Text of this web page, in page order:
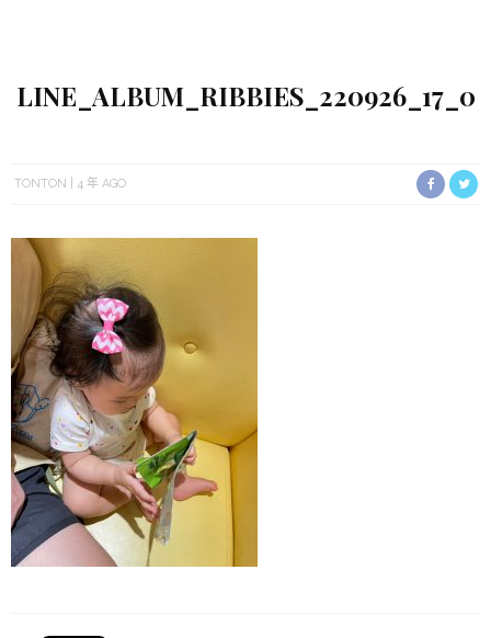
LINE_ALBUM_RIBBIES_220926_17_0
TONTON 4 年 AGO